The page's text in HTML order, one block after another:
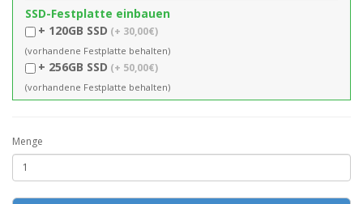
SSD-Festplatte einbauen
+ 120GB SSD (+ 30,00€)
(vorhandene Festplatte behalten)
+ 256GB SSD (+ 50,00€)
(vorhandene Festplatte behalten)
Menge